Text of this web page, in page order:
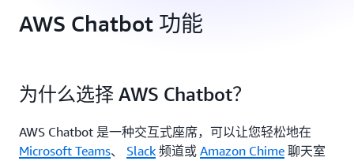
AWS Chatbot 功能
为什么选择 AWS Chatbot？
AWS Chatbot 是一种交互式座席，可以让您轻松地在
Microsoft Teams、 Slack 频道或 Amazon Chime 聊天室